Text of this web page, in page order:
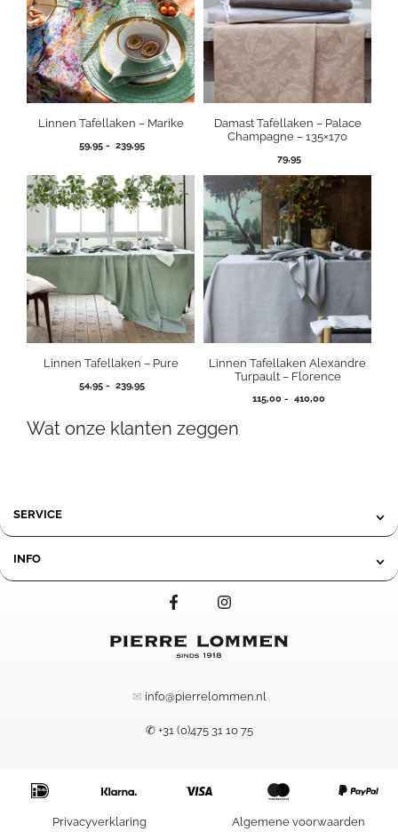
Linnen Tafellaken – Marike
59,95 - 239,95Prijsklasse:
tot
239,95
Damast Tafellaken – Palace
Champagne – 135×170
79,95
Linnen Tafellaken – Pure
54,95 - 239,95Prijsklasse:
239,95
Linnen Tafellaken Alexandre
Turpault – Florence
115,00 - 410,00Prijsklasse:
Wat onze klanten zeggen
SERVICE
INFO
✉ info@pierrelommen.nl
✆ +31 (0)475 31 10 75
Privacyverklaring Algemene voorwaarden